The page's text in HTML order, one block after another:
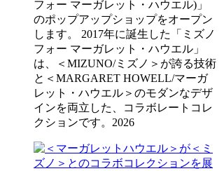
フォー マーガレット・ハウエル)」
のポップアップショップをオープン
します。 2017年に誕生した「ミズノ
フォー マーガレット・ハウエル」
は、＜MIZUNO/ミズノ＞が誇る技術
と＜MARGARET HOWELL/マーガ
レット・ハウエル＞のモダンなデザ
インを両立した、コラボレートコレ
クションです。2026